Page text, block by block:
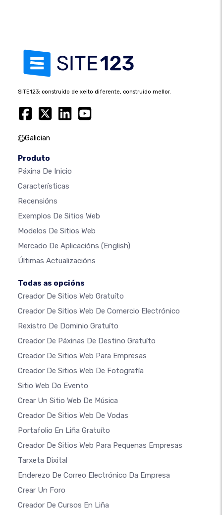
SITE123: construído de xeito diferente, construído mellor.
Galician
Produto
Páxina De Inicio
Características
Recensións
Exemplos De Sitios Web
Modelos De Sitios Web
Mercado De Aplicacións (English)
Últimas Actualizacións
Todas as opcións
Creador De Sitios Web Gratuíto
Creador De Sitios Web De Comercio Electrónico
Rexistro De Dominio Gratuíto
Creador De Páxinas De Destino Gratuíto
Creador De Sitios Web Para Empresas
Creador De Sitios Web De Fotografía
Sitio Web Do Evento
Crear Un Sitio Web De Música
Creador De Sitios Web De Vodas
Portafolio En Liña Gratuíto
Creador De Sitios Web Para Pequenas Empresas
Tarxeta Dixital
Enderezo De Correo Electrónico Da Empresa
Crear Un Foro
Creador De Cursos En Liña